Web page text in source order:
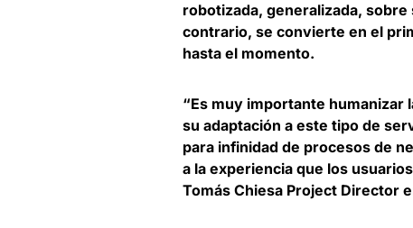
robotizada, generalizada,
contrario, se convierte en el
hasta el momento.
“Es muy importante humanizar
su adaptación a este tipo de
para infinidad de procesos de
a la experiencia que los
Tomás Chiesa Project Director